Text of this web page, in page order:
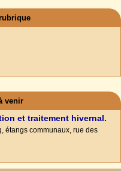
venir
et traitement hivernal.
étangs communaux, rue des